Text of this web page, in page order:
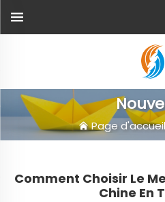
Page d'accueil
Comment Choisir Le
Chine En